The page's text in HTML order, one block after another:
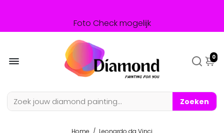
Achteraf betalen mogelijk
0
Zoeken